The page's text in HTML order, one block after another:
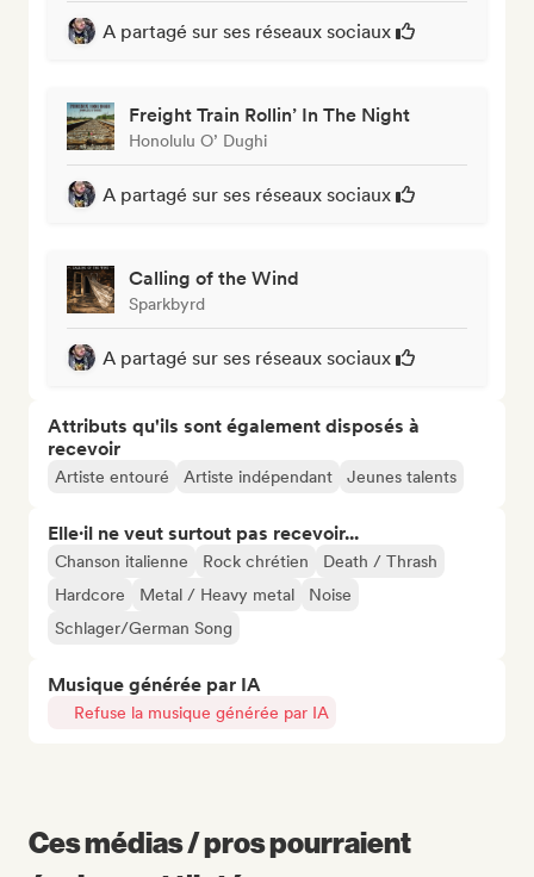
A partagé sur ses réseaux sociaux
Freight Train Rollin’ In The Night
Honolulu O’ Dughi
A partagé sur ses réseaux sociaux
Calling of the Wind
Sparkbyrd
A partagé sur ses réseaux sociaux
Attributs qu'ils sont également disposés à
recevoir
Artiste entouré Artiste indépendant Jeunes talents
Elle·il ne veut surtout pas recevoir...
Chanson italienne Rock chrétien
Death / Thrash
Hardcore
Metal / Heavy metal
Noise
Schlager/German Song
Musique générée par IA
Refuse la musique générée par IA
Ces médias / pros pourraient